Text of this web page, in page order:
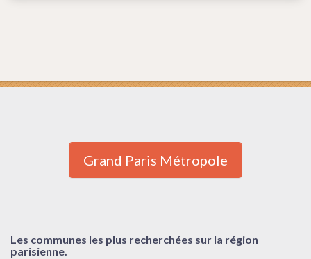
Grand Paris Métropole
Les communes les plus recherchées sur la région
parisienne.